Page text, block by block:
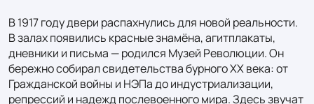
В 1917 году двери распахнулись для новой реальности.
В залах появились красные знамёна, агитплакаты,
дневники и письма — родился Музей Революции. Он
бережно собирал свидетельства бурного XX века: от
Гражданской войны и НЭПа до индустриализации,
репрессий и надежд послевоенного мира. Здесь звучат